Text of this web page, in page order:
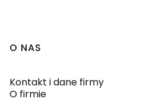
Linki w stopce
O NAS
Kontakt i dane firmy
O firmie